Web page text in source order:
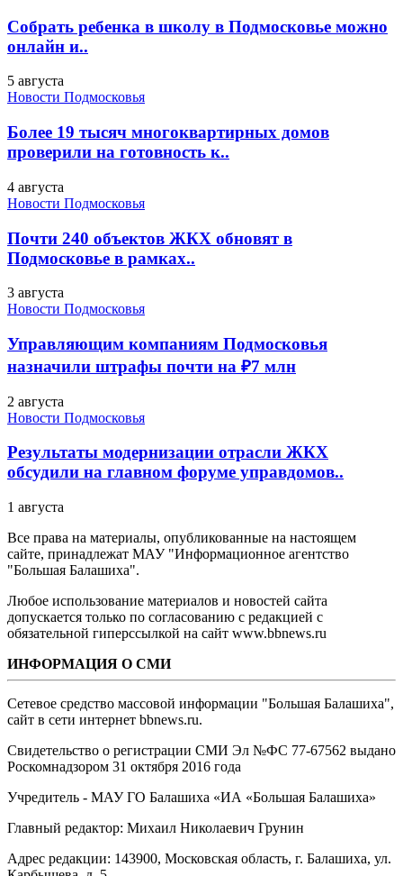
Собрать ребенка в школу в Подмосковье можно
онлайн и..
5 августа
Новости Подмосковья
Более 19 тысяч многоквартирных домов
проверили на готовность к..
4 августа
Новости Подмосковья
Почти 240 объектов ЖКХ обновят в
Подмосковье в рамках..
3 августа
Новости Подмосковья
Управляющим компаниям Подмосковья
назначили штрафы почти на ₽7 млн
2 августа
Новости Подмосковья
Результаты модернизации отрасли ЖКХ
обсудили на главном форуме управдомов..
1 августа
Все права на материалы, опубликованные на настоящем
сайте, принадлежат МАУ "Информационное агентство
"Большая Балашиха".
Любое использование материалов и новостей сайта
допускается только по согласованию с редакцией с
обязательной гиперссылкой на сайт www.bbnews.ru
ИНФОРМАЦИЯ О СМИ
Сетевое средство массовой информации "Большая Балашиха",
сайт в сети интернет bbnews.ru.
Свидетельство о регистрации СМИ Эл №ФС ‎77-67562 выдано
Роскомнадзором 31 октября 2016 года
Учредитель - МАУ ГО Балашиха «ИА «Большая Балашиха»
Главный редактор: Михаил Николаевич Грунин
Адрес редакции: 143900, Московская область, г. Балашиха, ул.